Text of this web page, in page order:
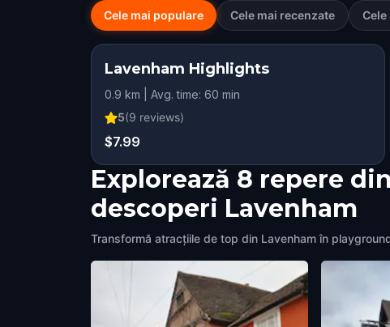
Cele mai populare Cele mai recenzate Cele
Lavenham Highlights
0.9 km | Avg. time: 60 min
5(9 reviews)
$7.99
Explorează 8 repere
descoperi Lavenham
Transformă atracțiile de top din Lavenham în